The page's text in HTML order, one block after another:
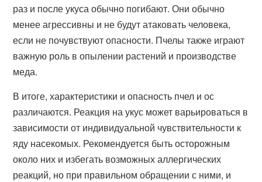
раз и после укуса обычно погибают. Они обычно
менее агрессивны и не будут атаковать человека,
если не почувствуют опасности. Пчелы также играют
важную роль в опылении растений и производстве
меда.
В итоге, характеристики и опасность пчел и ос
различаются. Реакция на укус может варьироваться в
зависимости от индивидуальной чувствительности к
яду насекомых. Рекомендуется быть осторожным
около них и избегать возможных аллергических
реакций, но при правильном обращении с ними, и